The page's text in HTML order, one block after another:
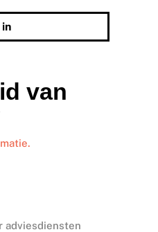
in
van
adviesdiensten